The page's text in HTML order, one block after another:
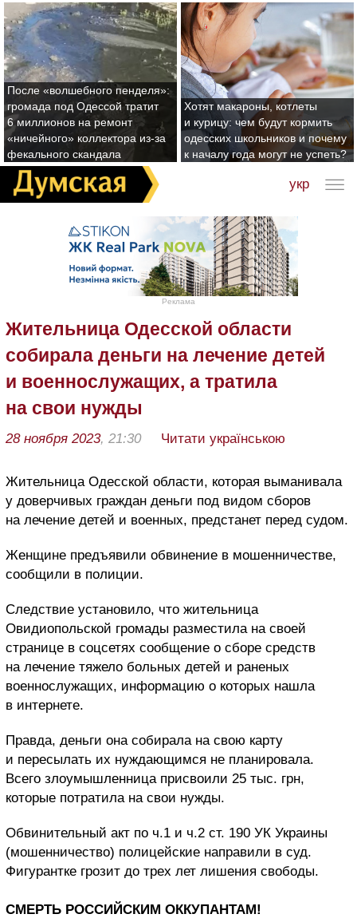
После «волшебного пенделя»:
громада под Одессой тратит
6 миллионов на ремонт
«ничейного» коллектора из-за
фекального скандала
Хотят макароны, котлеты
и курицу: чем будут кормить
одесских школьников и почему
к началу года могут не успеть?
укр
Реклама
Жительница Одесской области
собирала деньги на лечение детей
и военнослужащих, а тратила
на свои нужды
28 ноября 2023, 21:30 Читати українською
Жительница Одесской области, которая выманивала
у доверчивых граждан деньги под видом сборов
на лечение детей и военных, предстанет перед судом.
Женщине предъявили обвинение в мошенничестве,
сообщили в полиции.
Следствие установило, что жительница
Овидиопольской громады разместила на своей
странице в соцсетях сообщение о сборе средств
на лечение тяжело больных детей и раненых
военнослужащих, информацию о которых нашла
в интернете.
Правда, деньги она собирала на свою карту
и пересылать их нуждающимся не планировала.
Всего злоумышленница присвоили 25 тыс. грн,
которые потратила на свои нужды.
Обвинительный акт по ч.1 и ч.2 ст. 190 УК Украины
(мошенничество) полицейские направили в суд.
Фигурантке грозит до трех лет лишения свободы.
СМЕРТЬ РОССИЙСКИМ ОККУПАНТАМ!